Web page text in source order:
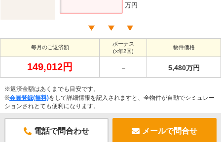
万円
毎月のご返済額
ボーナス
(×年2回)
物件価格
149,012円 － 5,480万円
※返済金額はあくまでも目安です。
※会員登録(無料)をして詳細情報を記入されますと、全物件が自動でシミュレー
ションされとても便利になります。
電話で問合わせ メールで問合せ